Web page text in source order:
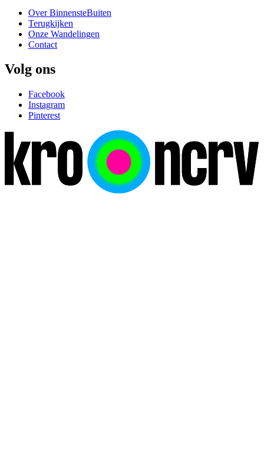
Over BinnensteBuiten
Terugkijken
Onze Wandelingen
Contact
Volg ons
Facebook
Instagram
Pinterest